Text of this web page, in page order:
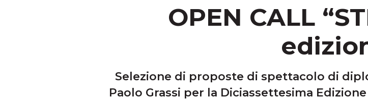
OPEN CALL
Selezione di proposte di spettacolo di
Paolo Grassi per la Diciassettesima